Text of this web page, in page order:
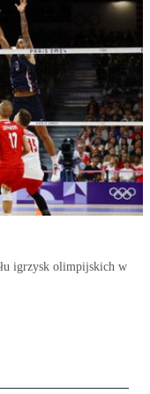
igrzysk olimpijskich w